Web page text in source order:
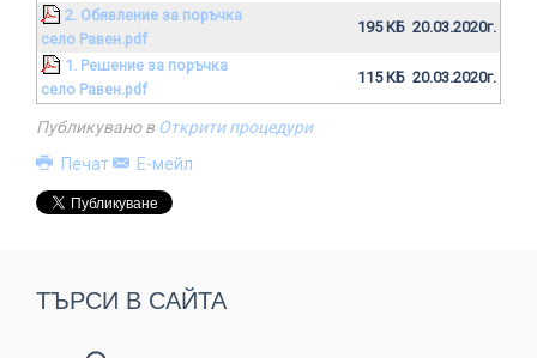
2. Обявление за поръчка
село Равен.pdf
195 КБ 20.03.2020г.
1. Решение за поръчка
село Равен.pdf
115 КБ 20.03.2020г.
Публикувано в Открити процедури
Печат
Е-мейл
ТЪРСИ В САЙТА